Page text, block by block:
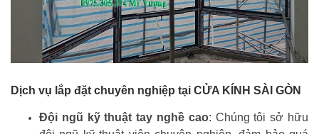
Dịch vụ lắp đặt chuyên nghiệp tại CỬA KÍNH SÀI GÒN
Đội ngũ kỹ thuật tay nghề cao: Chúng tôi sở hữu